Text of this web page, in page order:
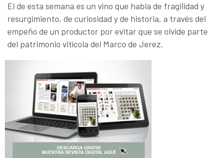
El de esta semana es un vino que habla de fragilidad y
resurgimiento, de curiosidad y de historia, a través del
empeño de un productor por evitar que se olvide parte
del patrimonio vitícola del Marco de Jerez.